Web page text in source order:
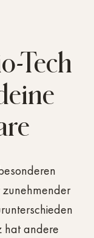
Tech
zunehmender
hat andere